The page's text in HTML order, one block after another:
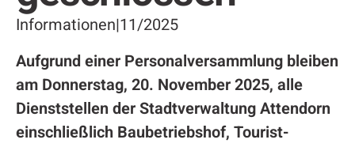
Informationen|11/2025
Aufgrund einer Personalversammlung bleiben
am Donnerstag, 20. November 2025, alle
Dienststellen der Stadtverwaltung Attendorn
einschließlich Baubetriebshof, Tourist-